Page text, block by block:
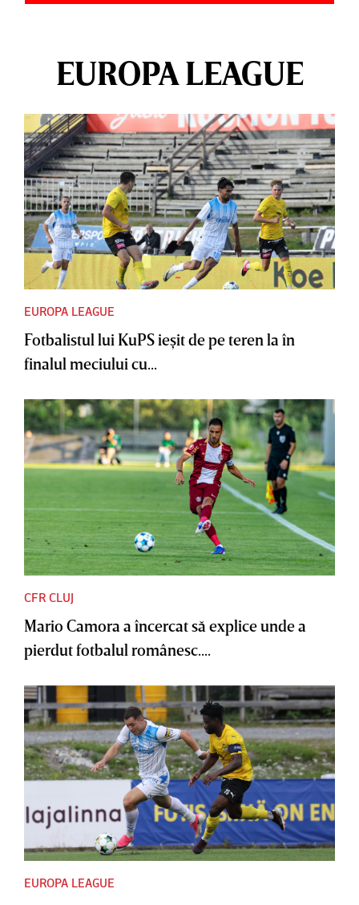
EUROPA LEAGUE
EUROPA LEAGUE
Fotbalistul lui KuPS ieşit de pe teren la în
finalul meciului cu...
CFR CLUJ
Mario Camora a încercat să explice unde a
pierdut fotbalul românesc....
EUROPA LEAGUE